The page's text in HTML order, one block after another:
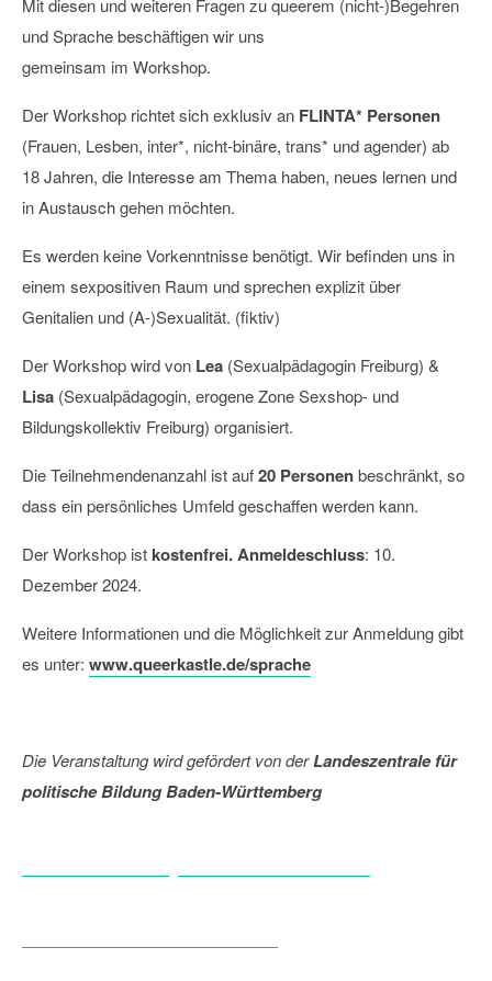
Mit diesen und weiteren Fragen zu queerem (nicht-)Begehren
und Sprache beschäftigen wir uns
gemeinsam im Workshop.
Der Workshop richtet sich exklusiv an FLINTA* Personen
(Frauen, Lesben, inter*, nicht-binäre, trans* und agender) ab
18 Jahren, die Interesse am Thema haben, neues lernen und
in Austausch gehen möchten.
Es werden keine Vorkenntnisse benötigt. Wir befinden uns in
einem sexpositiven Raum und sprechen explizit über
Genitalien und (A-)Sexualität. (fiktiv)
Der Workshop wird von Lea (Sexualpädagogin Freiburg) &
Lisa (Sexualpädagogin, erogene Zone Sexshop- und
Bildungskollektiv Freiburg) organisiert.
Die Teilnehmendenanzahl ist auf20 Personenbeschränkt, so
dass ein persönliches Umfeld geschaffen werden kann.
Der Workshop ist kostenfrei.Anmeldeschluss: 10.
Dezember 2024.
Weitere Informationen und die Möglichkeit zur Anmeldung gibt
es unter: www.queerkastle.de/sprache
Die Veranstaltung wird gefördert von derLandeszentrale für
politische Bildung Baden-Württemberg